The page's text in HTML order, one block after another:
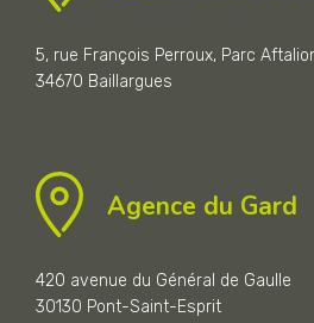
5, rue François Perroux, Parc
34670 Baillargues
Agence du Gard
420 avenue du Général de Gaulle
30130 Pont-Saint-Esprit